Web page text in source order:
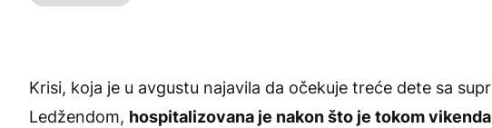
Krisi, koja je u avgustu najavila da očekuje treće dete sa
Ledžendom, hospitalizovana je nakon što je tokom